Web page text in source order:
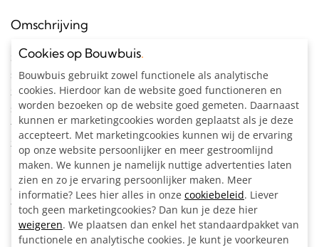
Omschrijving
Steigerbuis tafel onderstel bouwpakket (excl. tafelblad) uit
steigerbuis Ø 33,7 mm met onder-etage en 4 stuks geremde
zwenkwielen. Dit onderstel zorgt dankzij de stevige
steigerbuizen van Ø 33,7 mm voor een stabiele tafel. Het
tafelblad hoeft vanwege de bovenliggers niet zelfdragend te
zijn.
Bestel het onderstel minimaal enkele centimeters kleiner
dan het tafelblad zodat de koppelingen niet buiten het
tafelblad steken.
Inclusief:
Cookies op Bouwbuis.
Bouwbuis gebruikt zowel functionele als analytische
cookies. Hierdoor kan de website goed functioneren en
worden bezoeken op de website goed gemeten. Daarnaast
kunnen er marketingcookies worden geplaatst als je deze
accepteert. Met marketingcookies kunnen wij de ervaring
op onze website persoonlijker en meer gestroomlijnd
maken. We kunnen je namelijk nuttige advertenties laten
zien en zo je ervaring persoonlijker maken. Meer
informatie? Lees hier alles in onze cookiebeleid. Liever
toch geen marketingcookies? Dan kun je deze hier
weigeren. We plaatsen dan enkel het standaardpakket van
functionele en analytische cookies. Je kunt je voorkeuren